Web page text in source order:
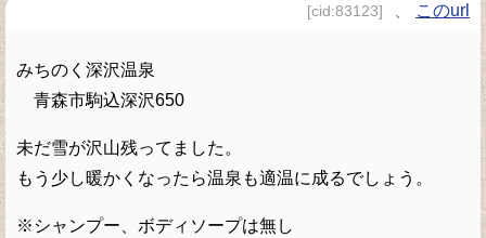
[cid:83123] このurl
みちのく深沢温泉
青森市駒込深沢650
未だ雪が沢山残ってました。
もう少し暖かくなったら温泉も適温に成るでしょう。
※シャンプー、ボディソープは無し